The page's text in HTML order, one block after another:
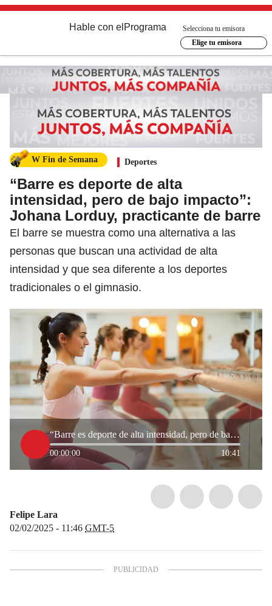
Hable con el Programa
Selecciona tu emisora
Elige tu emisora
W Fin de Semana Deportes
“Barre es deporte de alta
intensidad, pero de bajo impacto”:
Johana Lorduy, practicante de barre
El barre se muestra como una alternativa a las
personas que buscan una actividad de alta
intensidad y que sea diferente a los deportes
tradicionales o el gimnasio.
“Barre es deporte de alta intensidad, pero de bajo impacto”: Johana Lorduy, practicante de barre
00:00:00 10:41
Felipe Lara
02/02/2025 - 11:46 GMT-5